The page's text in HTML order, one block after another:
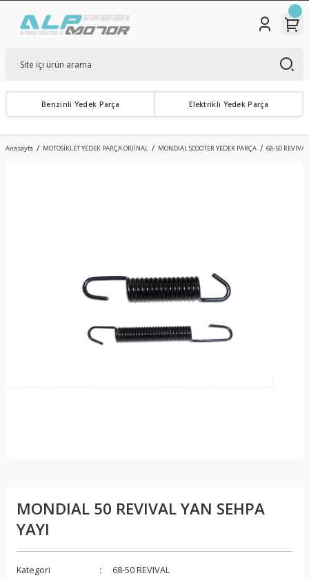
Benzinli Yedek Parça Elektrikli Yedek Parça
Anasayfa MOTOSİKLET YEDEK PARÇA ORJİNAL MONDIAL SCOOTER YEDEK PARÇA 68-50 REVIVAL
MONDIAL 50 REVIVAL YAN SEHPA
YAYI
Kategori
68-50 REVIVAL